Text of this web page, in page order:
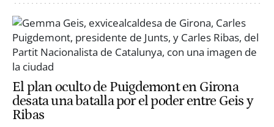
El plan oculto de Puigdemont en Girona
desata una batalla por el poder entre Geis y
Ribas